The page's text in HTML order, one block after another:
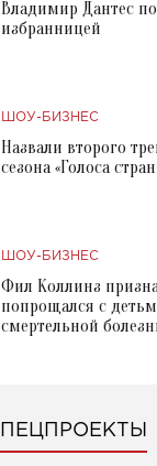
Владимир Дантес
избранницей
ШОУ-БИЗНЕС
Назвали второго
сезона «Голоса
ШОУ-БИЗНЕС
Фил Коллинз
попрощался с
смертельной